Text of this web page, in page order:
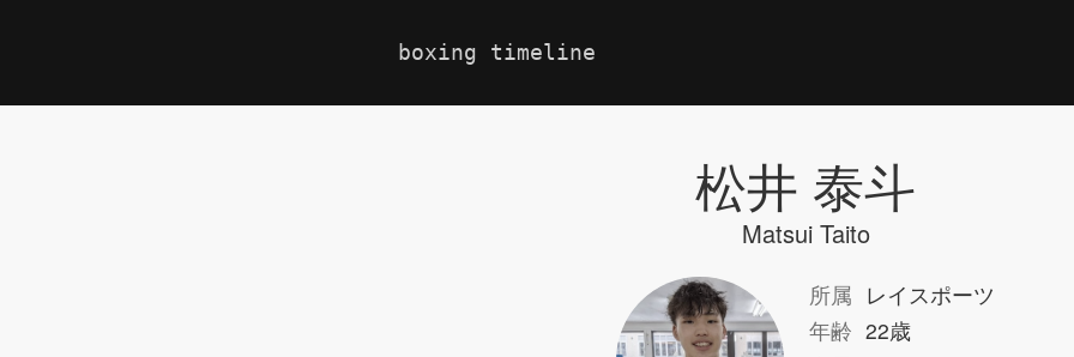
boxing timeline
松井 泰斗
Matsui Taito
所属 レイスポーツ
年齢 22歳